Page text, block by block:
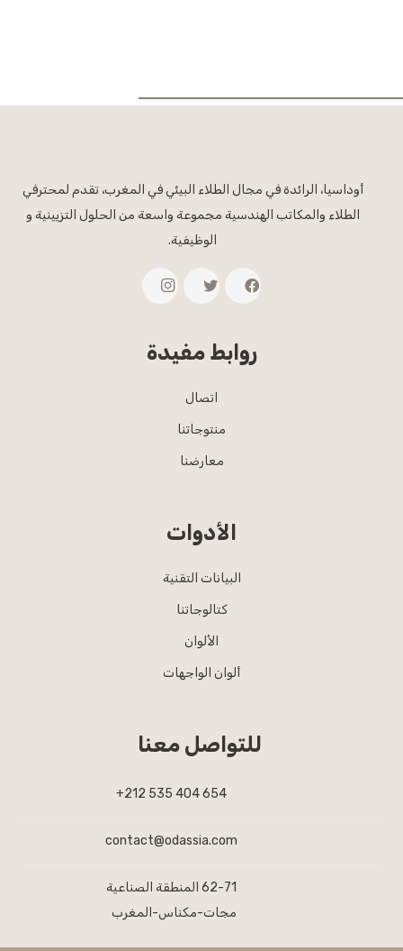
أوداسيا، الرائدة في مجال الطلاء البيئي في المغرب، تقدم لمحترفي
الطلاء والمكاتب الهندسية مجموعة واسعة من الحلول التزيينية و
الوظيفية.
روابط مفيدة
اتصال
منتوجاتنا
معارضنا
الأدوات
البيانات التقنية
كتالوجاتنا
الألوان
ألوان الواجهات
للتواصل معنا
654 404 535 212+
contact@odassia.com
62-71 المنطقة الصناعية
مجات-مكناس-المغرب